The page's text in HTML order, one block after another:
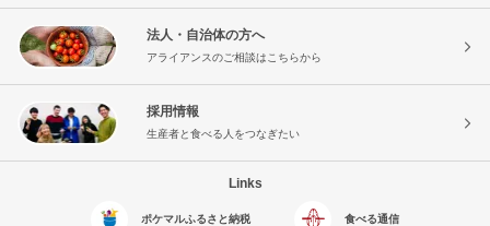
法人・自治体の方へ
アライアンスのご相談はこちらから
採用情報
生産者と食べる人をつなぎたい
Links
ポケマルふるさと納税 食べる通信